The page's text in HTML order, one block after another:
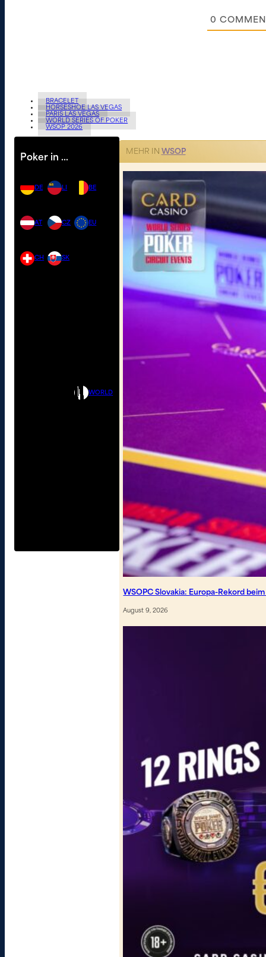
0
BRACELET
HORSESHOE LAS VEGAS
PARIS LAS VEGAS
WORLD SERIES OF POKER
WSOP 2026
Poker in …
DE
AT
CH
LI
CZ
SK
BE
EU
WORLD
MEHR IN WSOP
WSOPC Slovakia: Europa-Rekord
August 9, 2026